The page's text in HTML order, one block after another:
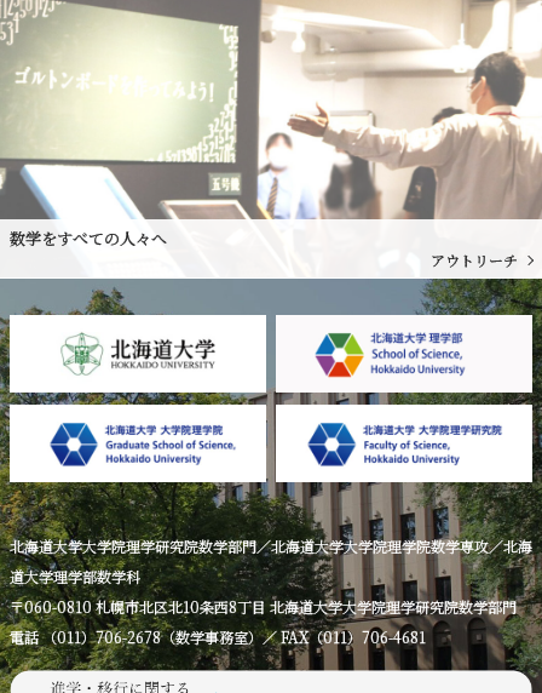
数学をすべての人々へ
アウトリーチ
北海道大学大学院理学研究院数学部門／北海道大学大学院理学院数学専攻／北海
道大学理学部数学科
〒060-0810 札幌市北区北10条西8丁目 北海道大学大学院理学研究院数学部門
電話 （011）706-2678（数学事務室）／ FAX（011）706-4681